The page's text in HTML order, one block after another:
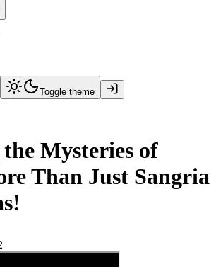
Toggle theme
Mysteries of
Than Just Sangria